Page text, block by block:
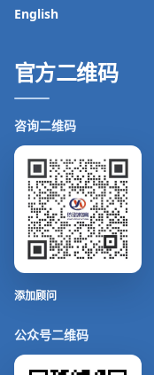
English
官方二维码
咨询二维码
添加顾问
公众号二维码